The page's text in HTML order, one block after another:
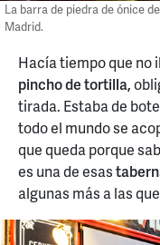
La barra de piedra de ónice
Madrid.
Hacía tiempo que no
pincho de tortilla,
tirada. Estaba de
todo el mundo se
que queda porque
es una de esas
algunas más a las